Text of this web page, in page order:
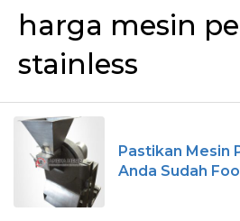
harga mesin
stainless
Pastikan Mesin
Anda Sudah